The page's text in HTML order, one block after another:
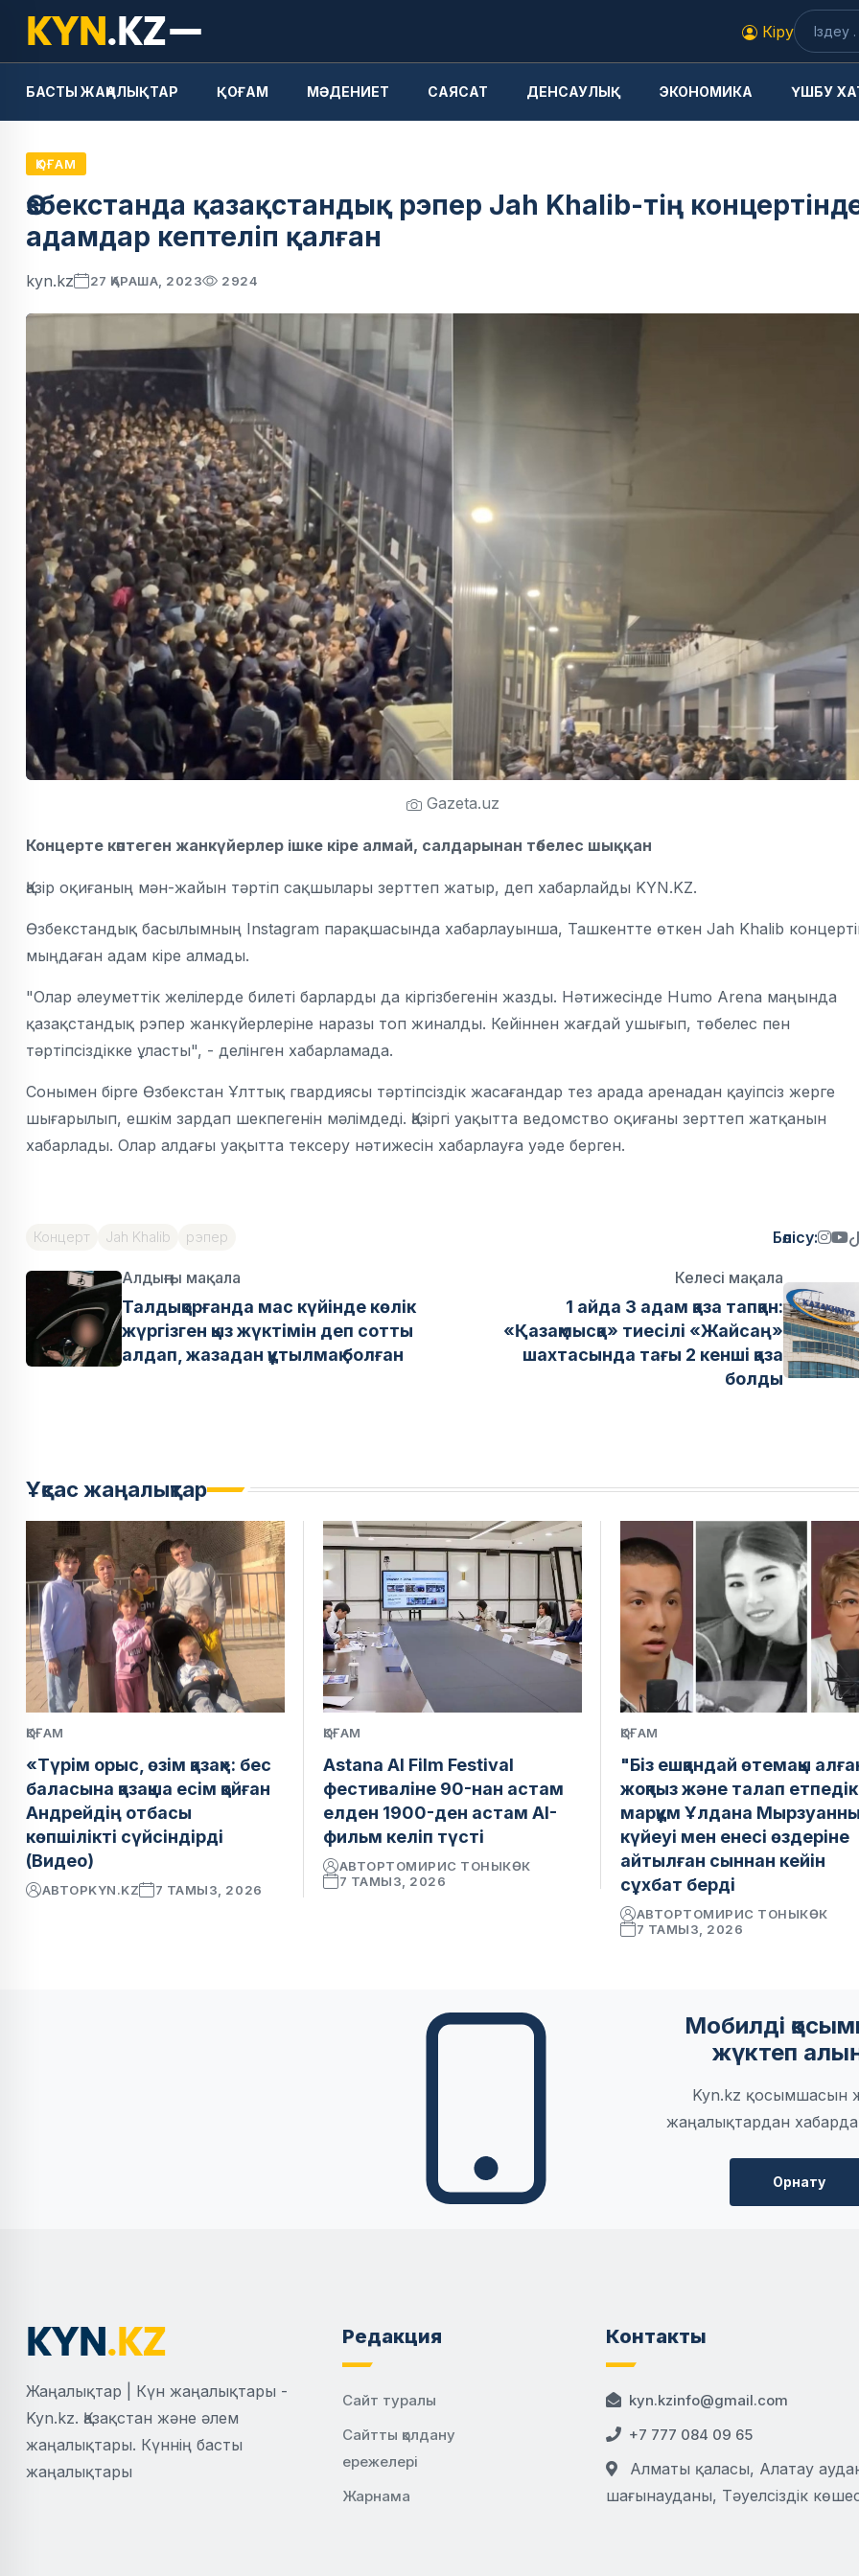
Кіру
БАСТЫ ЖАҢАЛЫҚТАР ҚОҒАМ МӘДЕНИЕТ САЯСАТ ДЕНСАУЛЫҚ ЭКОНОМИКА ҮШБУ
ҚОҒАМ
Өзбекстанда қазақстандық рэпер Jah Khalib-тің
адамдар кептеліп қалған
kyn.kz 27 ҚАРАША, 2023 2924
Gazeta.uz
Концерте көптеген жанкүйерлер ішке кіре алмай, салдарынан төбелес шыққан
Қазір оқиғаның мән-жайын тәртіп сақшылары зерттеп жатыр, деп хабарлайды KYN.KZ.
Өзбекстандық басылымның Instagram парақшасында хабарлауынша, Ташкентте өткен Jah Khalib
мыңдаған адам кіре алмады.
"Олар әлеуметтік желілерде билеті барларды да кіргізбегенін жазды. Нәтижесінде Humo Arena маңында
қазақстандық рэпер жанкүйерлеріне наразы топ жиналды. Кейіннен жағдай ушығып, төбелес пен
тәртіпсіздікке ұласты", - делінген хабарламада.
Сонымен бірге Өзбекстан Ұлттық гвардиясы тәртіпсіздік жасағандар тез арада аренадан қауіпсіз жерге
шығарылып, ешкім зардап шекпегенін мәлімдеді. Қазіргі уақытта ведомство оқиғаны зерттеп жатқанын
хабарлады. Олар алдағы уақытта тексеру нәтижесін хабарлауға уәде берген.
Концерт Jah Khalib рэпер Бөлісу:
Алдыңғы мақала
Талдықорғанда мас күйінде көлік
жүргізген қыз жүктімін деп сотты
алдап, жазадан құтылмақ болған
Келесі мақала
1 айда 3 адам қаза тапқан:
«Қазақмысқа» тиесілі «Жайсаң»
шахтасында тағы 2 кенші қаза
болды
Ұқсас жаңалықтар
ҚОҒАМ
«Түрім орыс, өзім қазақ»: бес
баласына қазақша есім қойған
Андрейдің отбасы
көпшілікті сүйсіндірді
(Видео)
АВТОРKYN.KZ 7 ТАМЫЗ, 2026
ҚОҒАМ
Astana AI Film Festival
фестиваліне 90-нан астам
елден 1900-ден астам AI-
фильм келіп түсті
АВТОРТОМИРИС ТОНЫКӨК
7 ТАМЫЗ, 2026
ҚОҒАМ
"Біз ешқандай өтемақы
жоқпыз және талап
марқұм Ұлдана
күйеуі мен енесі өздеріне
айтылған сыннан кейін
сұхбат берді
АВТОРТОМИРИС ТОНЫКӨК
7 ТАМЫЗ, 2026
Мобилді
жүктеп
Kyn.kz қосымшасын
жаңалықтардан
Орнату
Жаңалықтар | Күн жаңалықтары -
Kyn.kz. Қазақстан және әлем
жаңалықтары. Күннің басты
жаңалықтары
Редакция
Сайт туралы
Сайтты қолдану
ережелері
Жарнама
Контакты
kyn.kzinfo@gmail.com
+7 777 084 09 65
Алматы қаласы, Алатау
шағынауданы, Тәуелсіздік